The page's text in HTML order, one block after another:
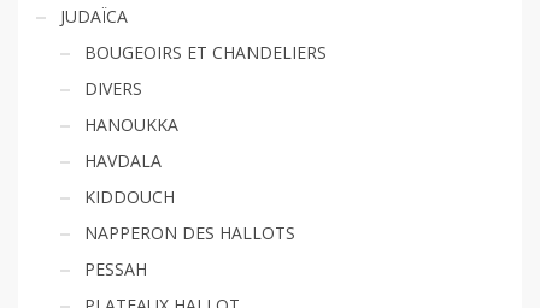
JUDAÏCA
BOUGEOIRS ET CHANDELIERS
DIVERS
HANOUKKA
HAVDALA
KIDDOUCH
NAPPERON DES HALLOTS
PESSAH